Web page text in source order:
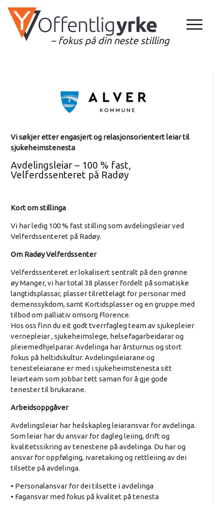
– fokus på din neste stilling
Vi søkjer etter engasjert og relasjonsorientert leiar til
sjukeheimstenesta
Avdelingsleiar – 100 % fast,
Velferdssenteret på Radøy
Kort om stillinga
Vi har ledig 100 % fast stilling som avdelingsleiar ved
Velferdssenteret på Radøy.
Om Radøy Velferdssenter
Velferdssenteret er lokalisert sentralt på den grønne
øy Manger, vi har total 38 plasser fordelt på somatiske
langtidsplassar, plasser tilrettelagt for personar med
demenssykdom, samt Kortidsplasser og en gruppe med
tilbod om palliativ omsorg Florence.
Hos oss finn du eit godt tverrfagleg team av sjukepleier
vernepleiar , sjukeheimslege, helsefagarbeidarar og
pleiemedhjelparar. Avdelinga har årsturnus og stort
fokus på heltidskultur. Avdelingsleiarane og
tenesteleiarane er med i sjukeheimstenesta sitt
leiarteam som jobbar tett saman for å gje gode
tenester til brukarane.
Arbeidsoppgåver
Avdelingsleiar har heilskapleg leiaransvar for avdelinga.
Som leiar har du ansvar for dagleg leiing, drift og
kvalitetssikring av tenestene på avdelinga. Du har og
ansvar for oppfølging, ivaretaking og rettleiing av dei
tilsette på avdelinga.
• Personalansvar for dei tilsette i avdelinga
• Fagansvar med fokus på kvalitet på tenesta